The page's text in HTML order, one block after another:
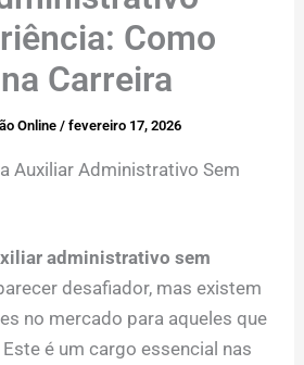
Como
Carreira
Online/fevereiro 17, 2026
Auxiliar Administrativo Sem
administrativo sem
desafiador, mas existem
no mercado para aqueles que
é um cargo essencial nas